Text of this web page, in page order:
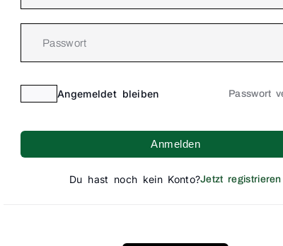
Angemeldet bleiben Passwort
Anmelden
Du hast noch kein Konto?Jetzt registrieren